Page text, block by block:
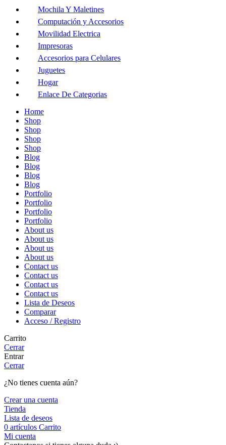
Mochila Y Maletines
Computación y Accesorios
Movilidad Electrica
Impresoras
Accesorios para Celulares
Juguetes
Hogar
Enlace De Categorias
Home
Shop
Shop
Shop
Shop
Blog
Blog
Blog
Blog
Portfolio
Portfolio
Portfolio
Portfolio
About us
About us
About us
About us
Contact us
Contact us
Contact us
Contact us
Lista de Deseos
Comparar
Acceso / Registro
Carrito
Cerrar
Entrar
Cerrar
¿No tienes cuenta aún?
Crear una cuenta
Tienda
Lista de deseos
0 artículos Carrito
Mi cuenta